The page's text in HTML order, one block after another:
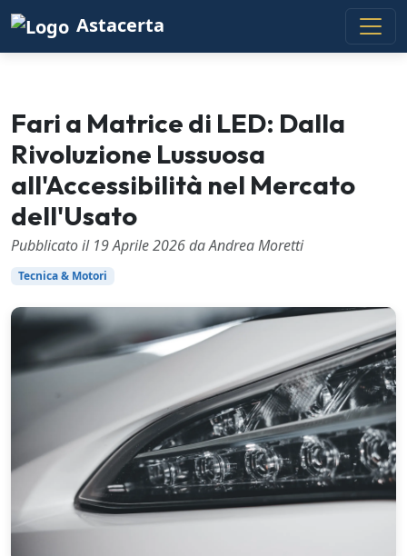
Astacerta
Fari a Matrice di LED: Dalla
Rivoluzione Lussuosa
all'Accessibilità nel Mercato
dell'Usato
Pubblicato il 19 Aprile 2026 da Andrea Moretti
Tecnica & Motori